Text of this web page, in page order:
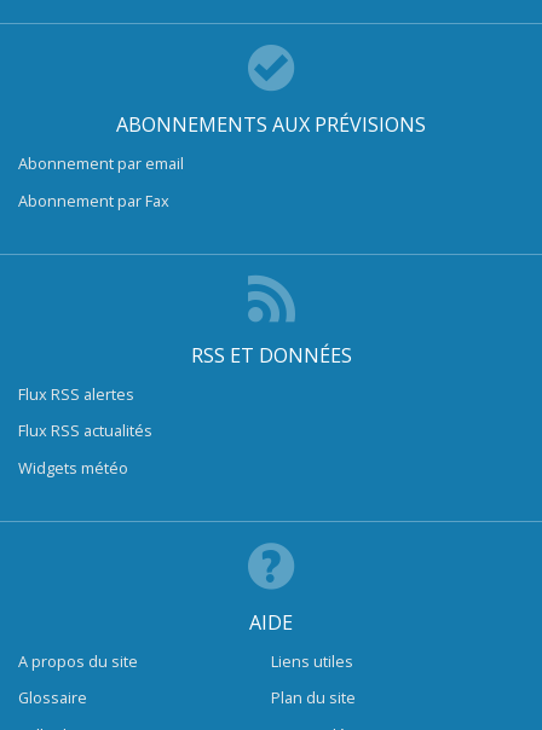
ABONNEMENTS AUX PRÉVISIONS
Abonnement par email
Abonnement par Fax
RSS ET DONNÉES
Flux RSS alertes
Flux RSS actualités
Widgets météo
AIDE
A propos du site
Glossaire
Liens utiles
Plan du site